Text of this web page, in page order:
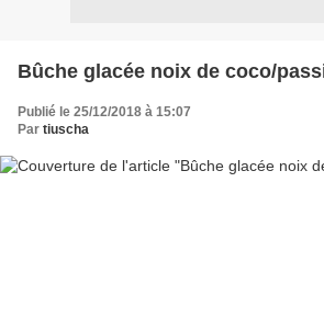
Bûche glacée noix de coco/
Publié le 25/12/2018 à 15:07
Par tiuscha